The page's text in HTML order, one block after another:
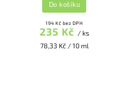
194 Kč bez DPH
235 Kč / ks
78,33 Kč / 10 ml
Do košíku